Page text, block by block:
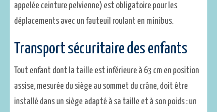
appelée ceinture pelvienne) est obligatoire pour les
déplacements avec un fauteuil roulant en minibus.
Transport sécuritaire des enfants
Tout enfant dont la taille est inférieure à 63 cm en position
assise, mesurée du siège au sommet du crâne, doit être
installé dans un siège adapté à sa taille et à son poids : un